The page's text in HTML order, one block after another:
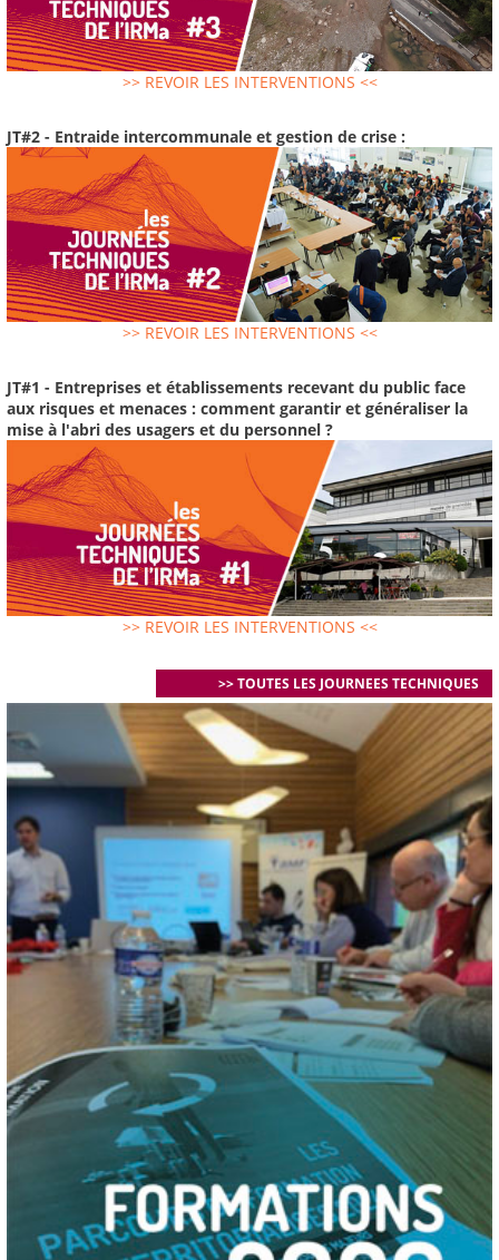
>> REVOIR LES INTERVENTIONS <<
JT#2 - Entraide intercommunale et gestion de crise :
>> REVOIR LES INTERVENTIONS <<
JT#1 - Entreprises et établissements recevant du public face
aux risques et menaces : comment garantir et généraliser la
mise à l'abri des usagers et du personnel ?
>> REVOIR LES INTERVENTIONS <<
>> TOUTES LES JOURNEES TECHNIQUES